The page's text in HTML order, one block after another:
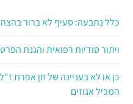
כלל נתבעה: סעיף לא ברור
ויתור סודיות רפואית והגנת
כן או לא בעניינה של חן אפרת
המכיל אגוזים